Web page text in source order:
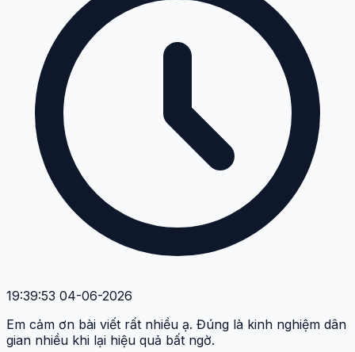
19:39:53 04-06-2026
Em cảm ơn bài viết rất nhiều ạ. Đúng là kinh nghiệm dân
gian nhiều khi lại hiệu quả bất ngờ.